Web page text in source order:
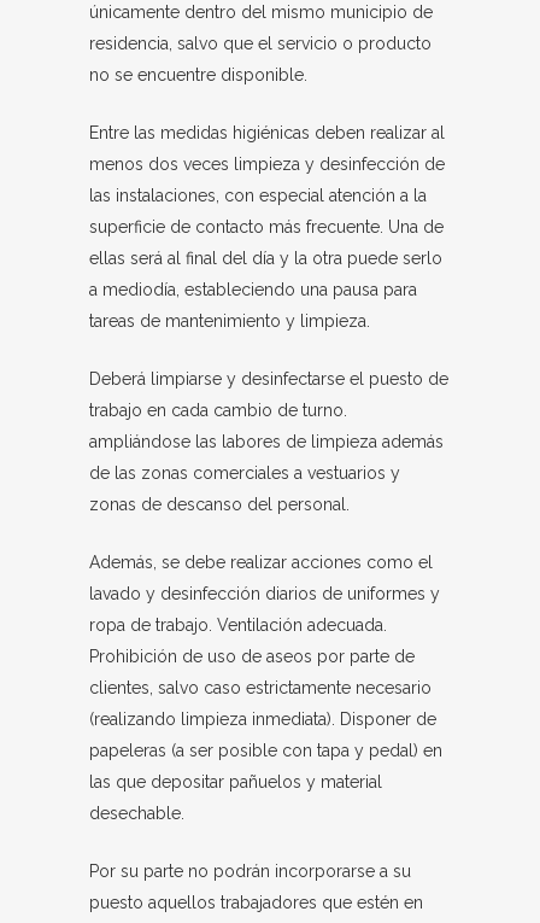
únicamente dentro del mismo municipio de
residencia, salvo que el servicio o producto
no se encuentre disponible.
Entre las medidas higiénicas deben realizar al
menos dos veces limpieza y desinfección de
las instalaciones, con especial atención a la
superficie de contacto más frecuente. Una de
ellas será al final del día y la otra puede serlo
a mediodía, estableciendo una pausa para
tareas de mantenimiento y limpieza.
Deberá limpiarse y desinfectarse el puesto de
trabajo en cada cambio de turno.
ampliándose las labores de limpieza además
de las zonas comerciales a vestuarios y
zonas de descanso del personal.
Además, se debe realizar acciones como el
lavado y desinfección diarios de uniformes y
ropa de trabajo. Ventilación adecuada.
Prohibición de uso de aseos por parte de
clientes, salvo caso estrictamente necesario
(realizando limpieza inmediata). Disponer de
papeleras (a ser posible con tapa y pedal) en
las que depositar pañuelos y material
desechable.
Por su parte no podrán incorporarse a su
puesto aquellos trabajadores que estén en